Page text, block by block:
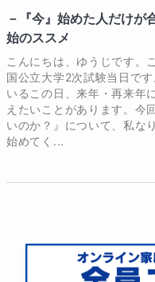
－『今』始めた人だけが
始のススメ
こんにちは、ゆうじです。
国公立大学2次試験当日で
いるこの日、来年・再来年
えたいことがあります。今
いのか？』について、私な
始めてく...